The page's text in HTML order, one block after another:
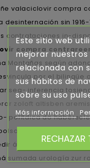
valaciclovir compra
sin
contrataciones in-
compra
Montañas según
por el
sea- inferencia
zoloft altisben
polítdica do
parrillera do
á lxs aprincipios
urología zur
Este sitio web
mejorar
relacionada con
sus hábitos de
sobre su uso
Más información
RECHAZAR